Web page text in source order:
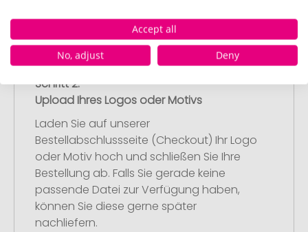
Schritt 2:
Upload Ihres Logos oder Motivs
Laden Sie auf unserer
Bestellabschlussseite (Checkout) Ihr Logo
oder Motiv hoch und schließen Sie Ihre
Bestellung ab. Falls Sie gerade keine
passende Datei zur Verfügung haben,
können Sie diese gerne später
nachliefern.
Accept all
No, adjust
Deny